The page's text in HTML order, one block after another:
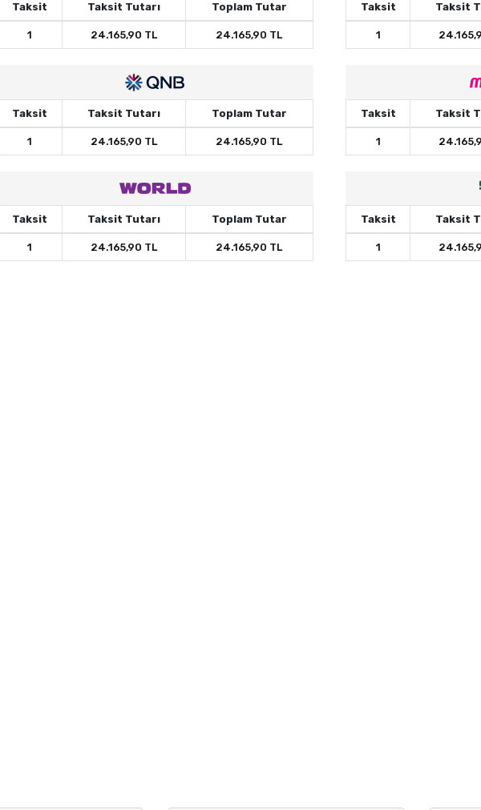
Taksit Taksit Tutarı Toplam Tutar
1 24.165,90 TL 24.165,90 TL
Taksit Taksit
1
Taksit Taksit Tutarı Toplam Tutar
1 24.165,90 TL 24.165,90 TL
Taksit Taksit
1
Taksit Taksit Tutarı Toplam Tutar
1 24.165,90 TL 24.165,90 TL
Taksit Taksit
1